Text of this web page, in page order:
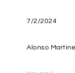
7/2/2024
Alonso